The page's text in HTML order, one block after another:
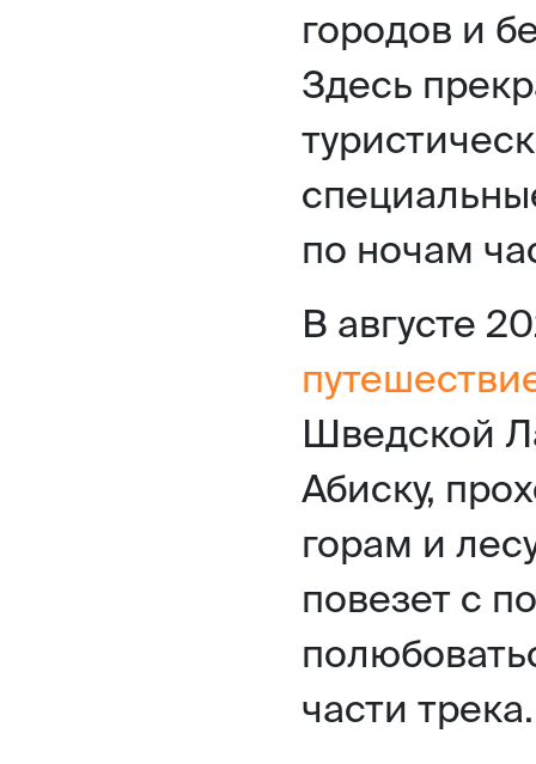
городов и
Здесь
по ночам
В августе
Шведской
Абиску,
горам и
повезет с
части трека.